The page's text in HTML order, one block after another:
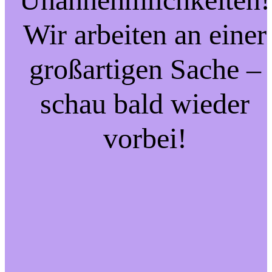
Wir arbeiten an einer
großartigen Sache –
schau bald wieder
vorbei!